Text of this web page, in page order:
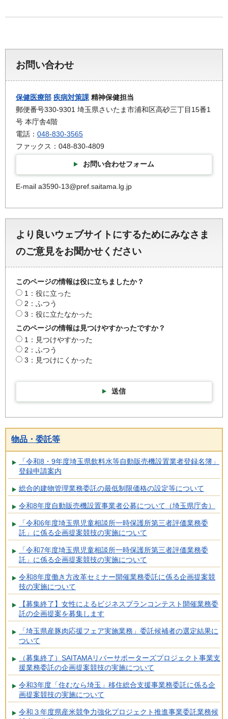
お問い合わせ
保健医療部 疾病対策課 精神保健担当
郵便番号330-9301 埼玉県さいたま市浦和区高砂三丁目15番1
号 本庁舎4階
電話： 048-830-3565
ファックス：048-830-4809
お問い合わせフォーム
E-mail a3590-13@pref.saitama.lg.jp
より良いウェブサイトにするためにみなさま
のご意見をお聞かせください
このページの情報は役に立ちましたか？
1：役に立った
2：ふつう
3：役に立たなかった
このページの情報は見つけやすかったですか？
1：見つけやすかった
2：ふつう
3：見つけにくかった
送信
物品・委託等
「令和8・9年度埼玉県飲料水等自動販売機設置業者登録名簿」
登録申請案内
総合的建物管理業務委託の最低制限価格の設定等について
令和8年度自動販売機設置事業者公募について（埼玉県庁舎）
「令和6年度埼玉県児童相談所一時保護所第三者評価業務委
託」に係る企画提案競技の実施について
「令和7年度埼玉県児童相談所一時保護所第三者評価業務委
託」に係る企画提案競技の実施について
令和8年度働き方改革セミナー開催業務委託に係る企画提案競
技の実施について
【募集終了】女性によるビジネスプランコンテスト開催業務委
託の企画提案を募集します
「埼玉県産豚肉応援フェア実施業務」委託候補者の選定結果に
ついて
（募集終了）SAITAMAリバーサポーターズプロジェクト事業支
援業務委託の企画提案競技の実施について
令和3年度「住むなら埼玉」移住総合支援事業務委託に係る企
画提案競技の実施について
令和３年度県産米競争力強化プロジェクト推進事業委託業務候